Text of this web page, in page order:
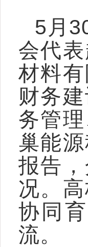
5月
会代
材料
财务
务管
巢能
报告
况。
协同
流。